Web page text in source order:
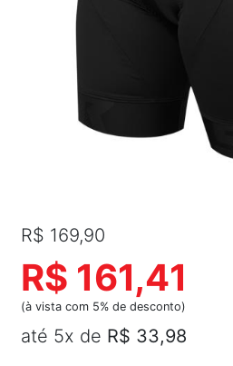
R$ 169,90
R$ 161,41
(à vista com 5% de desconto)
até 5x de R$ 33,98